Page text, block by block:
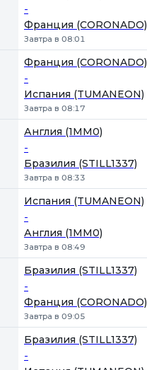
-
Франция (CORONADO)
Завтра в 08:01
Франция (CORONADO)
-
Испания (TUMANEON)
Завтра в 08:17
Англия (1MM0)
-
Бразилия (STILL1337)
Завтра в 08:33
Испания (TUMANEON)
-
Англия (1MM0)
Завтра в 08:49
Бразилия (STILL1337)
-
Франция (CORONADO)
Завтра в 09:05
Бразилия (STILL1337)
-